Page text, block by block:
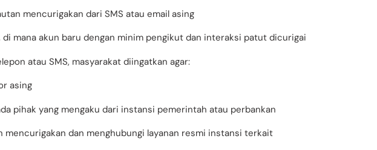
mencurigakan dari SMS atau email asing
mana akun baru dengan minim pengikut dan interaksi patut dicurigai
atau SMS, masyarakat diingatkan agar:
asing
pihak yang mengaku dari instansi pemerintah atau perbankan
mencurigakan dan menghubungi layanan resmi instansi terkait